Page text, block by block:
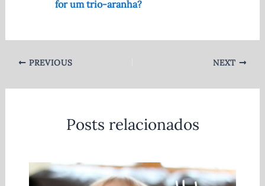
for um trio-aranha?
PREVIOUS NEXT
Posts relacionados